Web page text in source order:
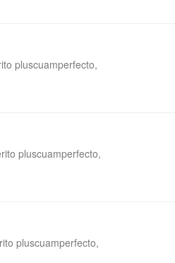
pluscuamperfecto,
pluscuamperfecto,
pluscuamperfecto,